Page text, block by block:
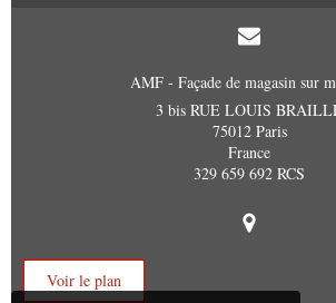
AMF - Façade de magasin sur
3 bis RUE LOUIS
75012 Paris
France
329 659 692 RCS
Voir le plan